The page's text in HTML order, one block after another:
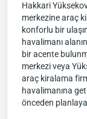
Hakkari
merkezine araç
konforlu bir
havalimanı
bir acente
merkezi veya
araç kiralama
havalimanına
önceden